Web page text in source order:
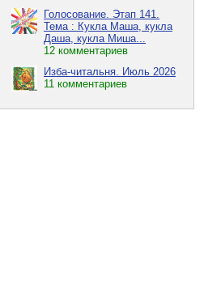
Голосование. Этап 141.
Тема : Кукла Маша, кукла
Даша, кукла Миша...
12 комментариев
Изба-читальня. Июль 2026
11 комментариев